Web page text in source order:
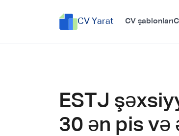
CV Yarat CV şablonları
ESTJ
30 ən pis və